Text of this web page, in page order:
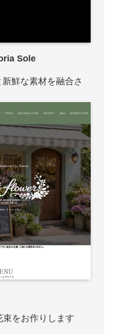
Sole
鮮な素材を融合さ
をお作りします